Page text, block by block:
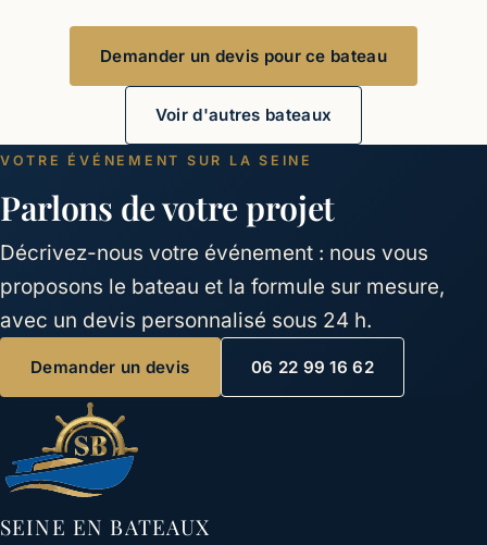
Demander un devis pour ce bateau
Voir d'autres bateaux
VOTRE ÉVÉNEMENT SUR LA SEINE
Parlons de votre projet
Décrivez-nous votre événement : nous vous
proposons le bateau et la formule sur mesure,
avec un devis personnalisé sous 24 h.
Demander un devis 06 22 99 16 62
SEINE EN BATEAUX